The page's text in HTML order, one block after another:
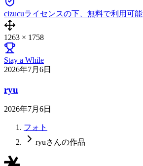
cizucuライセンスの下、無料で利用可能
1263 × 1758
Stay a While
2026年7月6日
ryu
2026年7月6日
フォト
ryuさんの作品